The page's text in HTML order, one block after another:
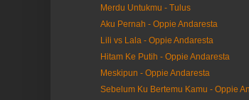
Merdu Untukmu - Tulus
Aku Pernah - Oppie Andaresta
Lili vs Lala - Oppie Andaresta
Hitam Ke Putih - Oppie Andaresta
Meskipun - Oppie Andaresta
Sebelum Ku Bertemu Kamu - Oppie